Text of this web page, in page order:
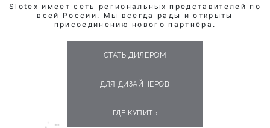
Slotex имеет сеть региональных представителей по
всей России. Мы всегда рады и открыты
присоединению нового партнёра.
СТАТЬ ДИЛЕРОМ
ДЛЯ ДИЗАЙНЕРОВ
ГДЕ КУПИТЬ